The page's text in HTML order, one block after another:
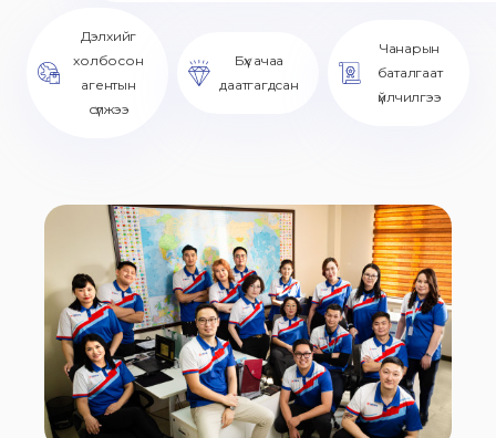
Дэлхийг
холбосон
агентын
сүлжээ
Бүх ачаа
даатгагдсан
Чанарын
баталгаат
үйлчилгээ